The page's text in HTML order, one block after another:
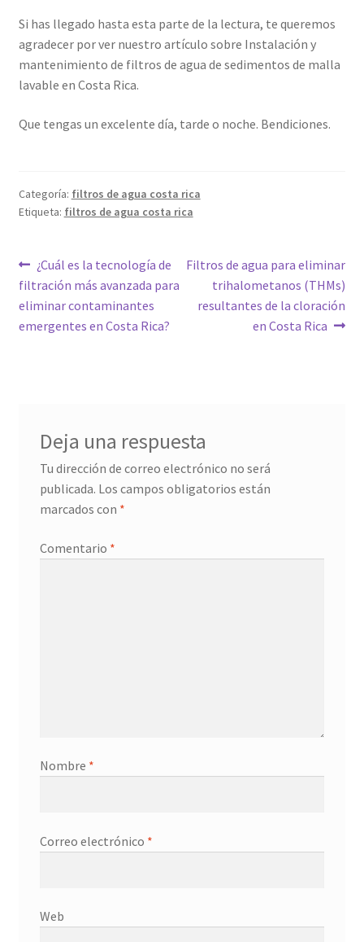
Si has llegado hasta esta parte de la lectura, te queremos
agradecer por ver nuestro artículo sobre Instalación y
mantenimiento de filtros de agua de sedimentos de malla
lavable en Costa Rica.
Que tengas un excelente día, tarde o noche. Bendiciones.
Categoría: filtros de agua costa rica
Etiqueta: filtros de agua costa rica
Navegación
de
entradas
Anterior:
¿Cuál es la tecnología de
filtración más avanzada para
eliminar contaminantes
emergentes en Costa Rica?
Siguiente:
Filtros de agua para eliminar
trihalometanos (THMs)
resultantes de la cloración
en Costa Rica
Deja una respuesta
Tu dirección de correo electrónico no será
publicada. Los campos obligatorios están
marcados con *
Comentario *
Nombre *
Correo electrónico *
Web